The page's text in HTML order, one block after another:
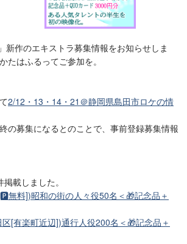
新作のエキストラ募集情報をお知らせしま
たはふるってご参加を。
2/12・13・14・21＠静岡県島田市ロケの情
の募集になるとのことで、事前登録募集情報
載しました。
無料])昭和の街の人々役50名＜🎁記念品＋
[有楽町近辺])通行人役200名＜🎁記念品＋